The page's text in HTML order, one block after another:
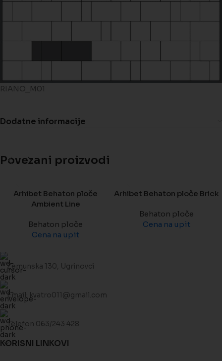
RIANO_M01
Dodatne informacije
Povezani proizvodi
Arhibet Behaton ploče
Ambient Line
Behaton ploče
Cena na upit
Arhibet Behaton ploče Brick
Behaton ploče
Cena na upit
Zemunska 130, Ugrinovci
Email: kvatro011@gmail.com
Telefon 063/243 428
KORISNI LINKOVI